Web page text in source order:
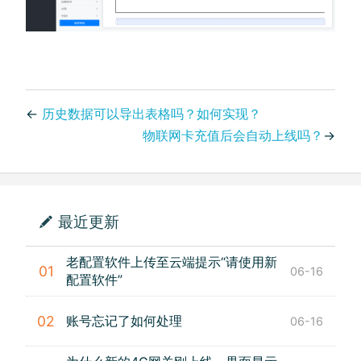
← 历史数据可以导出表格吗？如何实现？
物联网卡充值后会自动上线吗？ →
最近更新
01
老配置软件上传至云端提示“请使用新
配置软件”
06-16
02 账号忘记了如何处理 06-16